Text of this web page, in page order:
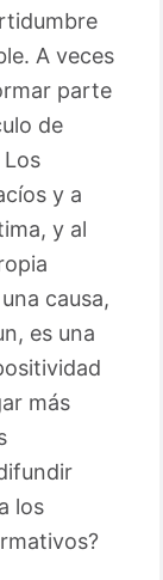
A veces
parte
de
y a
y al
causa,
es una
más
los